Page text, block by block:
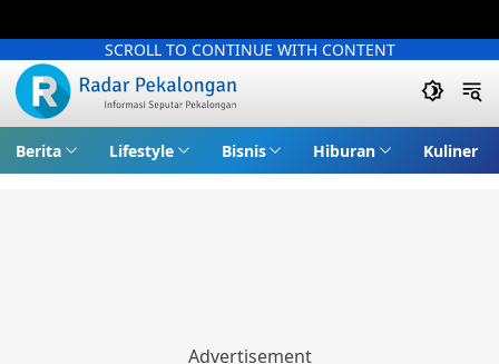
SCROLL TO CONTINUE WITH CONTENT
Berita Lifestyle Bisnis Hiburan Kuliner